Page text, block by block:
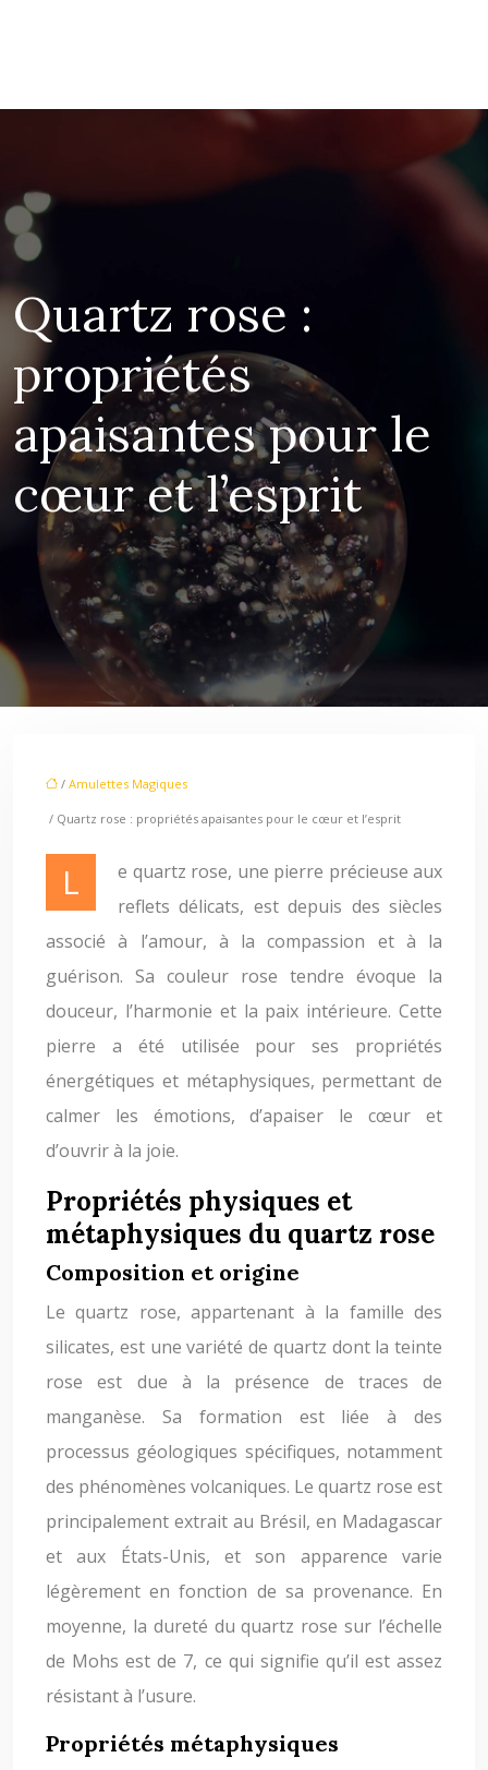
Quartz rose :
propriétés
apaisantes pour le
cœur et l’esprit
/ Amulettes Magiques
/ Quartz rose : propriétés apaisantes pour le cœur et l’esprit
Le quartz rose, une pierre précieuse aux
reflets délicats, est depuis des siècles
associé à l’amour, à la compassion et à la
guérison. Sa couleur rose tendre évoque la
douceur, l’harmonie et la paix intérieure. Cette
pierre a été utilisée pour ses propriétés
énergétiques et métaphysiques, permettant de
calmer les émotions, d’apaiser le cœur et
d’ouvrir à la joie.
Propriétés physiques et
métaphysiques du quartz rose
Composition et origine
Le quartz rose, appartenant à la famille des
silicates, est une variété de quartz dont la teinte
rose est due à la présence de traces de
manganèse. Sa formation est liée à des
processus géologiques spécifiques, notamment
des phénomènes volcaniques. Le quartz rose est
principalement extrait au Brésil, en Madagascar
et aux États-Unis, et son apparence varie
légèrement en fonction de sa provenance. En
moyenne, la dureté du quartz rose sur l’échelle
de Mohs est de 7, ce qui signifie qu’il est assez
résistant à l’usure.
Propriétés métaphysiques